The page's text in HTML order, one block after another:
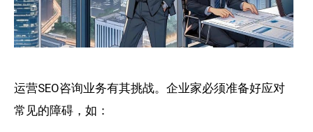
运营SEO咨询业务有其挑战。企业家必须准备好应对
常见的障碍，如：